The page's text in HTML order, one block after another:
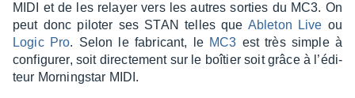
MIDI et de les relayer vers les autres sorties du MC3. On
peut donc pilo­ter ses STAN telles que Able­ton Live ou
Logic Pro. Selon le fabri­cant, le MC3 est très simple à
confi­gu­rer, soit direc­te­ment sur le boîtier soit grâce à l’édi­
teur Morning­star MIDI.